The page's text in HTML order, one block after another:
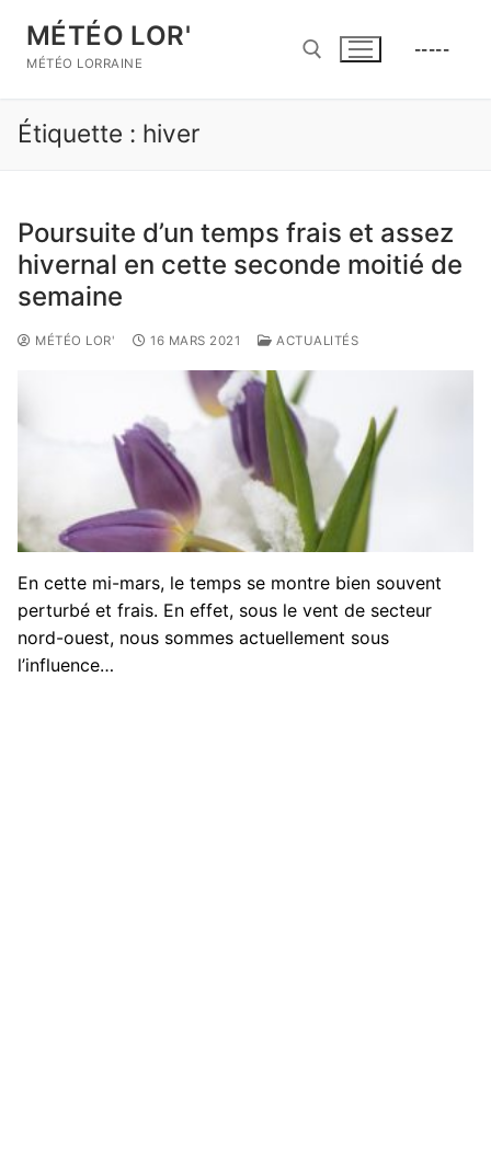
contenu
MÉTÉO LOR'
MÉTÉO LORRAINE
Rechercher :
-----
Étiquette : hiver
Poursuite d’un temps frais et assez
hivernal en cette seconde moitié de
semaine
MÉTÉO LOR' 16 MARS 2021 ACTUALITÉS
En cette mi-mars, le temps se montre bien souvent
perturbé et frais. En effet, sous le vent de secteur
nord-ouest, nous sommes actuellement sous
l’influence…